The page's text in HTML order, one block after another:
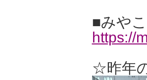
■みや
https://
☆昨年